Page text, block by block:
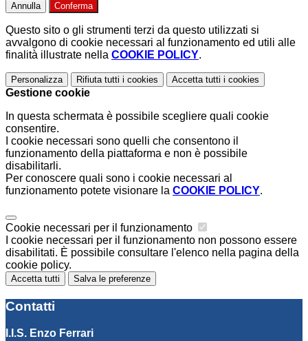
Annulla Conferma
Questo sito o gli strumenti terzi da questo utilizzati si
avvalgono di cookie necessari al funzionamento ed utili alle
finalità illustrate nella COOKIE POLICY.
Personalizza Rifiuta tutti i cookies Accetta tutti i cookies
Gestione cookie
In questa schermata è possibile scegliere quali cookie
consentire.
I cookie necessari sono quelli che consentono il
funzionamento della piattaforma e non è possibile
disabilitarli.
Per conoscere quali sono i cookie necessari al
funzionamento potete visionare la COOKIE POLICY.
Cookie necessari per il funzionamento
I cookie necessari per il funzionamento non possono essere
disabilitati. È possibile consultare l'elenco nella pagina della
cookie policy.
Accetta tutti Salva le preferenze
Contatti
I.I.S. Enzo Ferrari